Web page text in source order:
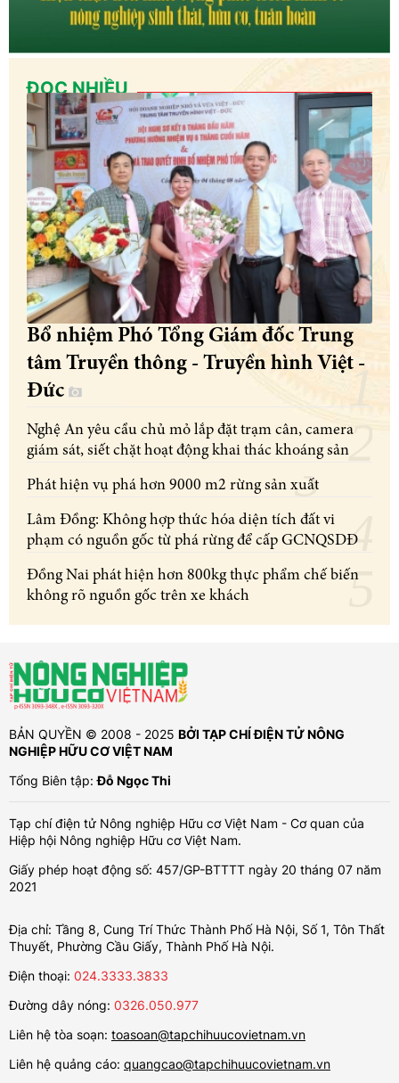
ĐỌC NHIỀU
Bổ nhiệm Phó Tổng Giám đốc Trung
tâm Truyền thông - Truyền hình Việt -
Đức
Nghệ An yêu cầu chủ mỏ lắp đặt trạm cân, camera
giám sát, siết chặt hoạt động khai thác khoáng sản
Phát hiện vụ phá hơn 9000 m2 rừng sản xuất
Lâm Đồng: Không hợp thức hóa diện tích đất vi
phạm có nguồn gốc từ phá rừng để cấp GCNQSDĐ
Đồng Nai phát hiện hơn 800kg thực phẩm chế biến
không rõ nguồn gốc trên xe khách
BẢN QUYỀN © 2008 - 2025 BỞI TẠP CHÍ ĐIỆN TỬ NÔNG
NGHIỆP HỮU CƠ VIỆT NAM
Tổng Biên tập:Đỗ Ngọc Thi
Tạp chí điện tử Nông nghiệp Hữu cơ Việt Nam - Cơ quan của
Hiệp hội Nông nghiệp Hữu cơ Việt Nam.
Giấy phép hoạt động số: 457/GP-BTTTT ngày 20 tháng 07 năm
2021
Địa chỉ: Tầng 8, Cung Trí Thức Thành Phố Hà Nội, Số 1, Tôn Thất
Thuyết, Phường Cầu Giấy, Thành Phố Hà Nội.
Điện thoại: 024.3333.3833
Đường dây nóng: 0326.050.977
Liên hệ tòa soạn: toasoan@tapchihuucovietnam.vn
Liên hệ quảng cáo: quangcao@tapchihuucovietnam.vn